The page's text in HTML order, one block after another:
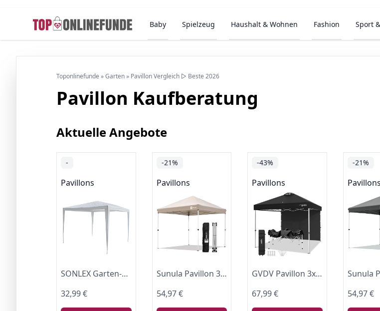
Baby Spielzeug Haushalt & Wohnen Fashion Sport
Toponlinefunde »Garten» Pavillon Vergleich ▷ Beste 2026
Pavillon Kaufberatung
Aktuelle Angebote
-
Pavillons
SONLEX Garten-Pavillon 3 x 3 m, wasserdicht, inklusive Heringe, Abspannseile, Eckverbinder, Material PE-Plane 110 g/m², Metallgestänge lackiert, Stecksystem Montage ohne Werkzeug, weiß
32,99 €
-21%
Pavillons
Sunula Pavillon 3x3 Wasserdicht Stabil Winterfest, Faltpavillon 3x3m mit Verdickten Röhren, Partyzelt Pavillion Klappbar für Camping Festival Party, Khaki
54,97 €
-43%
Pavillons
GVDV Pavillon 3x3 Pop Up Wasserdicht Stabil mit 1 Seitenteil, Rollentasche
67,99 €
-21%
Pavillons
54,97 €